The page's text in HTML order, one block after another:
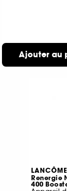
Ajouter au
LANCÔME
Renergie
400